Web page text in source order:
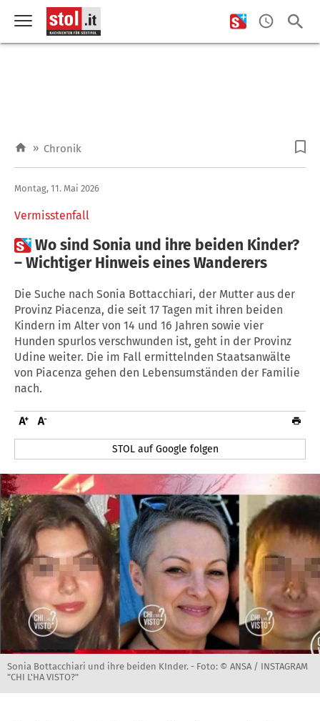
» Chronik
Vermisstenfall
Montag, 11. Mai 2026
Wo sind Sonia und ihre beiden Kinder?
– Wichtiger Hinweis eines Wanderers
Die Suche nach Sonia Bottacchiari, der Mutter aus der
Provinz Piacenza, die seit 17 Tagen mit ihren beiden
Kindern im Alter von 14 und 16 Jahren sowie vier
Hunden spurlos verschwunden ist, geht in der Provinz
Udine weiter. Die im Fall ermittelnden Staatsanwälte
von Piacenza gehen den Lebensumständen der Familie
nach.
STOL auf Google folgen
Sonia Bottacchiari und ihre beiden KInder. - Foto: © ANSA / INSTAGRAM
"CHI L'HA VISTO?"